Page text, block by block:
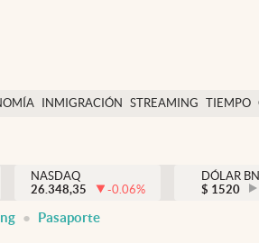
INMIGRACIÓN STREAMING TIEMPO
México
NASDAQ
26.348,35
-0.06%
DÓLAR
$ 1520
Pasaporte